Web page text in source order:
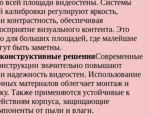
всей площади видеостены. Системы
калибровки регулируют яркость,
контрастность, обеспечивая
визуального контента. Это
для больших площадей, где малейшие
быть заметны.
решенияСовременные
значительно повышают
надежность видеостен. Использование
материалов облегчает монтаж и
Также применяются устойчивые к
корпуса, защищающие
от пыли и влаги.